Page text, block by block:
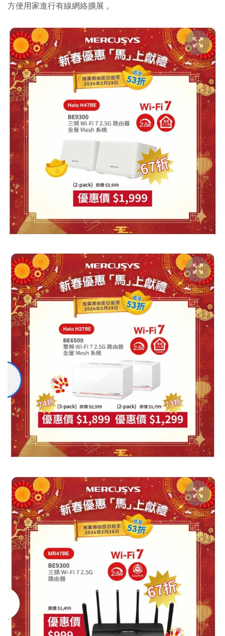
方便用家進行有線網絡擴展 。